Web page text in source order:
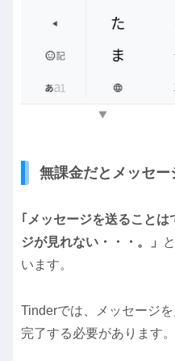
無課金だとメッセー
｢メッセージを送ること
ジが見れない・・・。」
います。
Tinderでは、メッセージ
完了する必要があります。